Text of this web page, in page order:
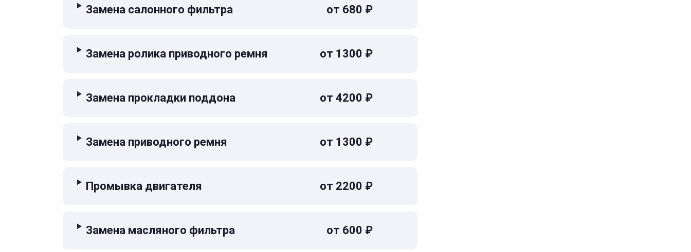
Замена салонного фильтра от 680 ₽
Замена ролика приводного ремня от 1300 ₽
Замена прокладки поддона от 4200 ₽
Замена приводного ремня от 1300 ₽
Промывка двигателя от 2200 ₽
Замена масляного фильтра от 600 ₽